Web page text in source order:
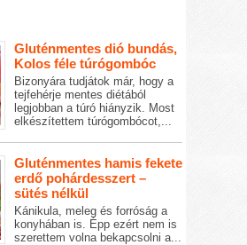
Gluténmentes dió bundás,
Kolos féle túrógombóc
Bizonyára tudjátok már, hogy a
tejfehérje mentes diétából
legjobban a túró hiányzik. Most
elkészítettem túrógombócot,...
Gluténmentes hamis fekete
erdő pohárdesszert –
sütés nélkül
Kánikula, meleg és forróság a
konyhában is. Épp ezért nem is
szerettem volna bekapcsolni a...